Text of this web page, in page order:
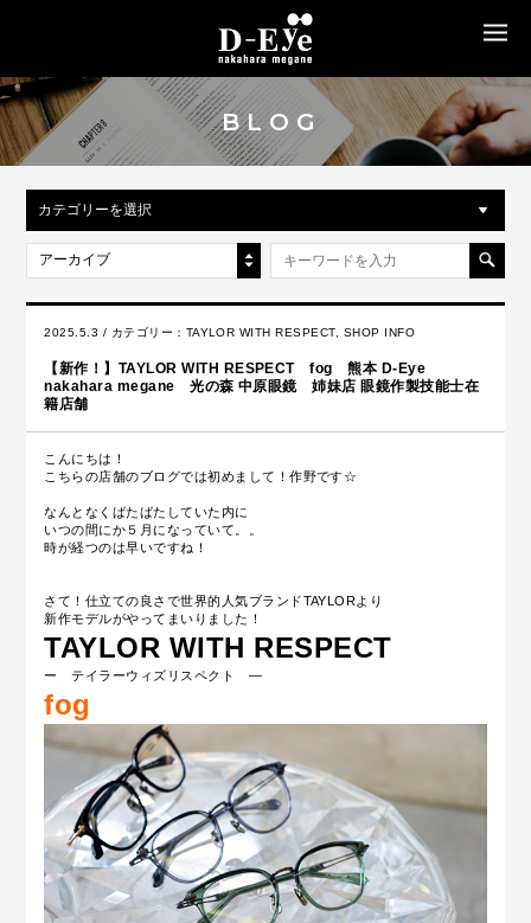
BLOG
カテゴリーを選択
アーカイブ
2025.5.3 / カテゴリー： TAYLOR WITH RESPECT, SHOP INFO
【新作！】TAYLOR WITH RESPECT fog 熊本 D-Eye
nakahara megane 光の森 中原眼鏡 姉妹店 眼鏡作製技能士在
籍店舗
こんにちは！
こちらの店舗のブログでは初めまして！作野です☆
なんとなくばたばたしていた内に
いつの間にか５月になっていて。。
時が経つのは早いですね！
さて！仕立ての良さで世界的人気ブランドTAYLORより
新作モデルがやってまいりました！
TAYLOR WITH RESPECT
ー テイラーウィズリスペクト ―
fog